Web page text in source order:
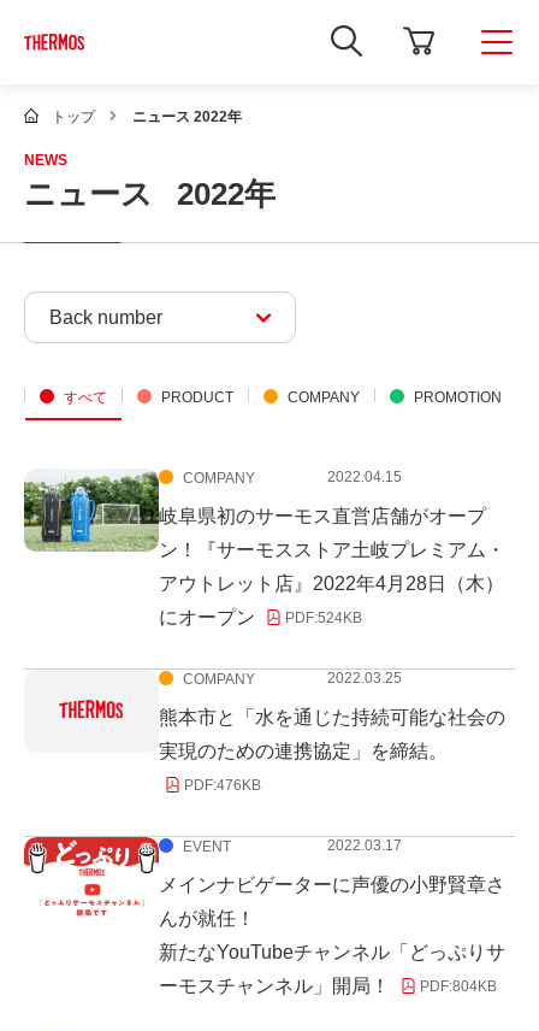
新
し
イ
ま
トップ ニュース 2022年
NEWS
ニュース 2022年
Back number
すべて PRODUCT COMPANY PROMOTION
COMPANY 2022.04.15
岐阜県初のサーモス直営店舗がオープ
ン！『サーモスストア土岐プレミアム・
アウトレット店』2022年4月28日（木）
にオープン
PDF:524KB
COMPANY 2022.03.25
熊本市と「水を通じた持続可能な社会の
実現のための連携協定」を締結。
PDF:476KB
EVENT 2022.03.17
メインナビゲーターに声優の小野賢章さ
んが就任！
新たなYouTubeチャンネル「どっぷりサ
ーモスチャンネル」開局！
PDF:804KB